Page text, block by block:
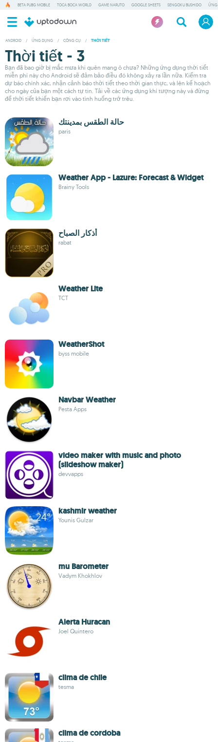
BETA PUBG MOBILE TOCA BOCA WORLD GAME NARUTO GOOGLE SHEETS SENGOKU BUSHIDO ỨNG
ANDROID / ỨNG DỤNG / CÔNG CỤ / THỜI TIẾT
Thời tiết - 3
Bạn đã bao giờ bị mắc mưa khi quên mang ô chưa? Những ứng dụng thời tiết
miễn phí này cho Android sẽ đảm bảo điều đó không xảy ra lần nữa. Kiểm tra
dự báo chính xác, nhận cảnh báo thời tiết theo thời gian thực, và lên kế hoạch
cho ngày của bạn một cách tự tin. Tải về các ứng dụng khí tượng này và đừng
để thời tiết khiến bạn rơi vào tình huống trớ trêu.
حالة الطقس بمدينتك
paris
Weather App - Lazure: Forecast & Widget
Brainy Tools
أذكار الصباح
rabat
Weather Lite
TCT
WeatherShot
byss mobile
Navbar Weather
Pesta Apps
video maker with music and photo
(slideshow maker)
devvapps
kashmir weather
Younis Gulzar
mu Barometer
Vadym Khokhlov
Alerta Huracan
Joel Quintero
clima de chile
tesma
clima de cordoba